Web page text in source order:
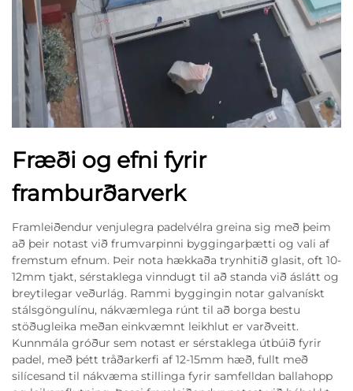
Fræði og efni fyrir
framburðarverk
Framleiðendur venjulegra padelvélra greina sig með þeim
að þeir notast við frumvarpinni byggingarþætti og vali af
fremstum efnum. Þeir nota hækkaða trynhitið glasit, oft 10-
12mm tjakt, sérstaklega vinndugt til að standa við áslátt og
breytilegar veðurlág. Rammi byggingin notar galvanískt
stálsgöngulínu, nákvæmlega rúnt til að borga bestu
stöðugleika meðan einkvæmnt leikhlut er varðveitt.
Kunnmála gróður sem notast er sérstaklega útbúið fyrir
padel, með þétt tråðarkerfi af 12-15mm hæð, fullt með
silícesand til nákvæma stillinga fyrir samfelldan ballahopp